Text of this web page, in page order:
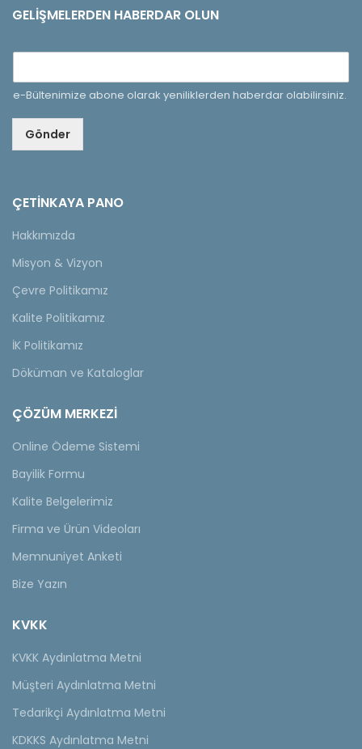
GELIŞMELERDEN HABERDAR OLUN
e-Bültenimize abone olarak yeniliklerden haberdar olabilirsiniz.
Gönder
ÇETINKAYA PANO
Hakkımızda
Misyon & Vizyon
Çevre Politikamız
Kalite Politikamız
İK Politikamız
Döküman ve Kataloglar
ÇÖZÜM MERKEZİ
Online Ödeme Sistemi
Bayilik Formu
Kalite Belgelerimiz
Firma ve Ürün Videoları
Memnuniyet Anketi
Bize Yazın
KVKK
KVKK Aydınlatma Metni
Müşteri Aydınlatma Metni
Tedarikçi Aydınlatma Metni
KDKKS Aydınlatma Metni